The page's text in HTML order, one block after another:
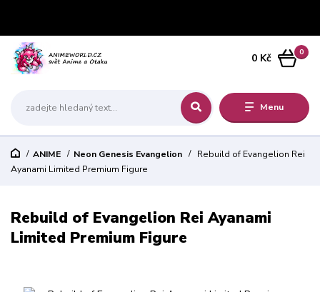
Menu
0
0 Kč
ANIME Neon Genesis Evangelion
Rebuild of Evangelion Rei
Ayanami Limited Premium Figure
Rebuild of Evangelion Rei Ayanami
Limited Premium Figure